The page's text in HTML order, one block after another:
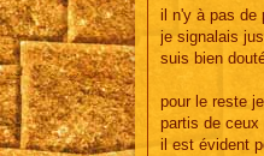
g
il n'y à pas de
je signalais
suis bien
pour le reste
partis de
il est évident